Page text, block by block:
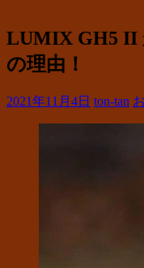
LUMIX GH5 II
の理由！
2021年11月4日 ton-tan